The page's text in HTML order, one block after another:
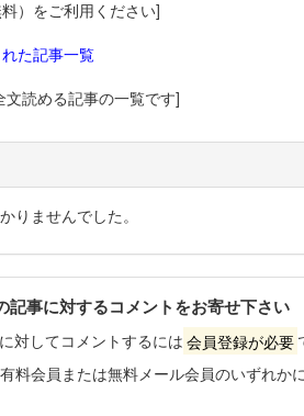
）をご利用ください]
た記事一覧
読める記事の一覧です]
りませんでした。
記事に対するコメントをお寄せ下さい
対してコメントするには 会員登録が必要
料会員または無料メール会員のいずれか